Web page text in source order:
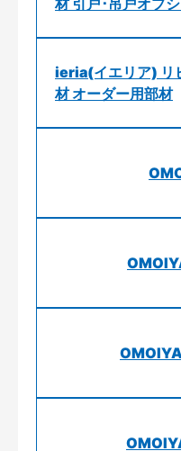
ieria(イエリア) リ
材 オーダー用部材